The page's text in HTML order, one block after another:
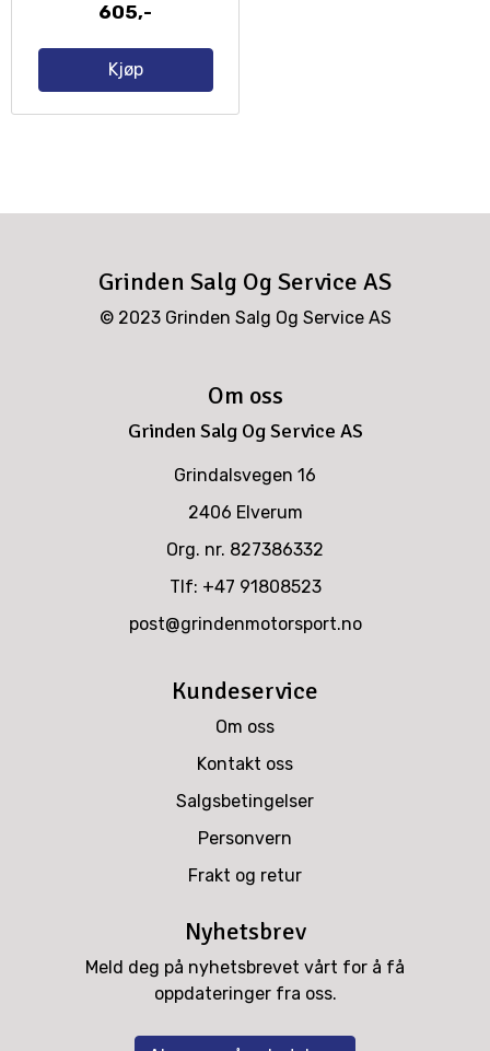
605,-
Kjøp
Grinden Salg Og Service AS
© 2023 Grinden Salg Og Service AS
Om oss
Grinden Salg Og Service AS
Grindalsvegen 16
2406 Elverum
Org. nr. 827386332
Tlf: +47 91808523
post@grindenmotorsport.no
Kundeservice
Om oss
Kontakt oss
Salgsbetingelser
Personvern
Frakt og retur
Nyhetsbrev
Meld deg på nyhetsbrevet vårt for å få
oppdateringer fra oss.